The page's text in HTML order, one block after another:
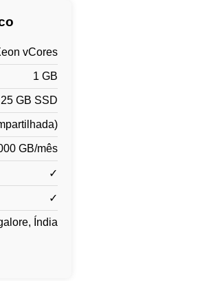
vCores
1 GB
25 GB SSD
GB/mês
✓
✓
Índia